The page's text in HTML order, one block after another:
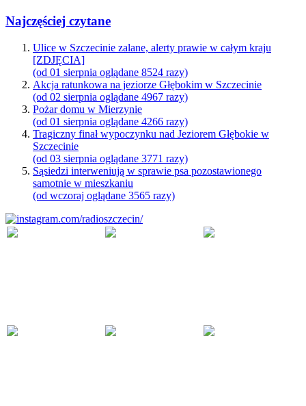
Najczęściej czytane
Ulice w Szczecinie zalane, alerty prawie w całym kraju
[ZDJĘCIA]
(od 01 sierpnia oglądane 8524 razy)
Akcja ratunkowa na jeziorze Głębokim w Szczecinie
(od 02 sierpnia oglądane 4967 razy)
Pożar domu w Mierzynie
(od 01 sierpnia oglądane 4266 razy)
Tragiczny finał wypoczynku nad Jeziorem Głębokie w
Szczecinie
(od 03 sierpnia oglądane 3771 razy)
Sąsiedzi interweniują w sprawie psa pozostawionego
samotnie w mieszkaniu
(od wczoraj oglądane 3565 razy)